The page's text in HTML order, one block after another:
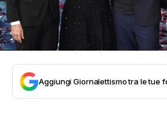
Aggiungi Giornalettismo tra le tue